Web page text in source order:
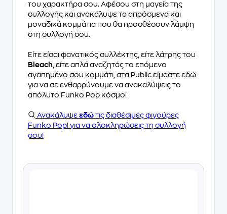
του χαρακτήρα σου. Αφέσου στη μαγεία της
συλλογής και ανακάλυψε τα απρόσμενα και
μοναδικά κομμάτια που θα προσθέσουν λάμψη
στη συλλογή σου.
Είτε είσαι φανατικός συλλέκτης, είτε λάτρης του
Bleach , είτε απλά αναζητάς το επόμενο
αγαπημένο σου κομμάτι, στα Public είμαστε εδώ
για να σε ενθαρρύνουμε να ανακαλύψεις το
απόλυτο Funko Pop κόσμο!
Ανακάλυψε εδώ τις διαθέσιμες φιγούρες
Funko Pop! για να ολοκληρώσεις τη συλλογή
σου!